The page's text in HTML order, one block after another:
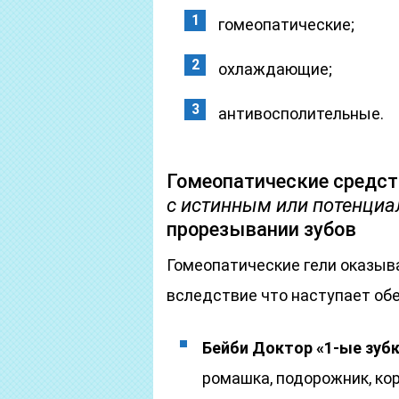
гомеопатические;
охлаждающие;
антивосполительные.
Гомеопатические
с истинным или
прорезывании зубов
Гомеопатические гели
вследствие что наступает
Бейби Доктор «1-ые
ромашка, подорожник,